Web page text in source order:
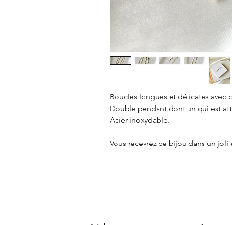
Boucles longues et délicates avec
Double pendant dont un qui est
Acier inoxydable.
Vous recevrez ce bijou dans un joli